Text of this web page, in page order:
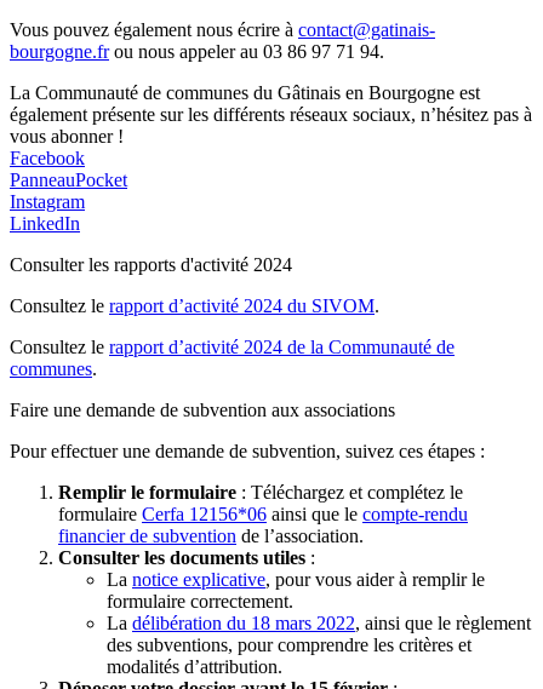
Vous pouvez également nous écrire à contact@gatinais-
bourgogne.frou nous appeler au 03 86 97 71 94.
La Communauté de communes du Gâtinais en Bourgogne est
également présente sur les différents réseaux sociaux, n’hésitez pas à
vous abonner !
Facebook
PanneauPocket
Instagram
LinkedIn
Consulter les rapports d'activité 2024
Consultez le rapport d’activité 2024 du SIVOM.
Consultez le rapport d’activité 2024 de la Communauté de
communes.
Faire une demande de subvention aux associations
Pour effectuer une demande de subvention, suivez ces étapes :
Remplir le formulaire : Téléchargez et complétez le
formulaire Cerfa 12156*06 ainsi que le compte-rendu
financier de subvention de l’association.
Consulter les documents utiles :
La notice explicative, pour vous aider à remplir le
formulaire correctement.
La délibération du 18 mars 2022, ainsi que le règlement
des subventions, pour comprendre les critères et
modalités d’attribution.